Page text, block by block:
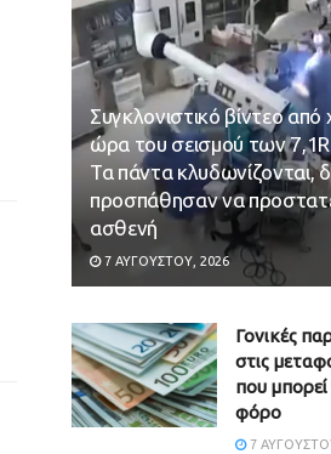
Συγκλονιστικό βίντεο από
ώρα του σεισμού των 7,1R
Τα πάντα κλυδωνίζονται,
προσπάθησαν να
ασθενή
7 ΑΥΓΟΎΣΤΟΥ, 2026
Γονικές
στις
που
φόρο
7